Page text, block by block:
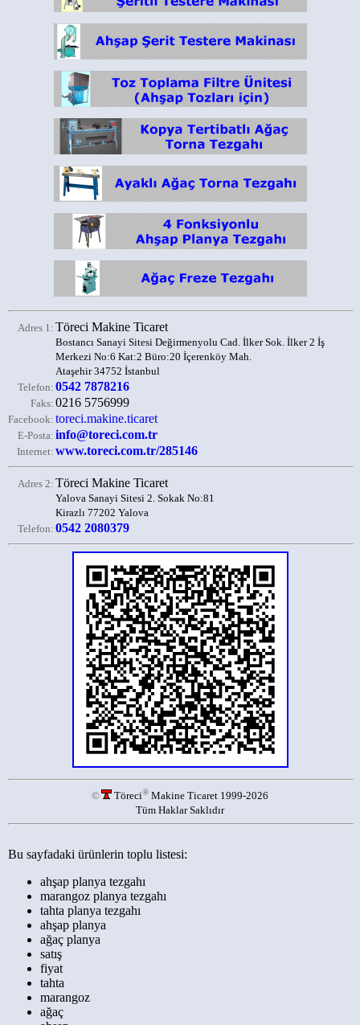
Adres 1: Töreci Makine Ticaret
Bostancı Sanayi Sitesi Değirmenyolu Cad. İlker Sok. İlker 2 İş
Merkezi No:6 Kat:2 Büro:20 İçerenköy Mah.
Ataşehir 34752 İstanbul
Telefon: 0542 7878216
Faks: 0216 5756999
Facebook: toreci.makine.ticaret
E-Posta: info@toreci.com.tr
Internet: www.toreci.com.tr/285146
Adres 2: Töreci Makine Ticaret
Yalova Sanayi Sitesi 2. Sokak No:81
Kirazlı 77202 Yalova
Telefon: 0542 2080379
© Töreci® Makine Ticaret 1999-2026
Tüm Haklar Saklıdır
Bu sayfadaki ürünlerin toplu listesi:
ahşap planya tezgahı
marangoz planya tezgahı
tahta planya tezgahı
ahşap planya
ağaç planya
satış
fiyat
tahta
marangoz
ağaç